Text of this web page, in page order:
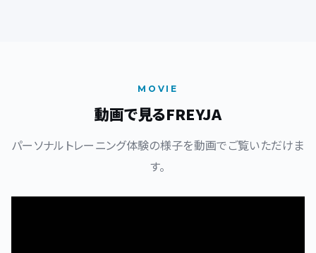
MOVIE
動画で見るFREYJA
パーソナルトレーニング体験の様子を動画でご覧いただけま
す。